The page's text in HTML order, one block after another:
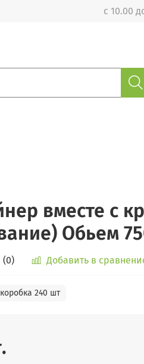
с 10.00
вместе с
Обьем
(0) Добавить в
коробка 240 шт